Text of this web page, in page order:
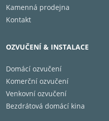
Kamenná prodejna
Kontakt
OZVUČENÍ & INSTALACE
Domácí ozvučení
Komerční ozvučení
Venkovní ozvučení
Bezdrátová domácí kina